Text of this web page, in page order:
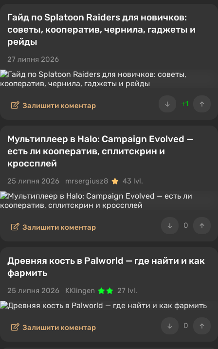
Гайд по Splatoon Raiders для новичков:
советы, кооператив, чернила, гаджеты и
рейды
27 липня 2026
+1
Залишити коментар
Мультиплеер в Halo: Campaign Evolved —
есть ли кооператив, сплитскрин и
кроссплей
25 липня 2026 mrsergiusz8 43 lvl.
0
Залишити коментар
Древняя кость в Palworld — где найти и как
фармить
25 липня 2026 KKlingen 27 lvl.
0
Залишити коментар